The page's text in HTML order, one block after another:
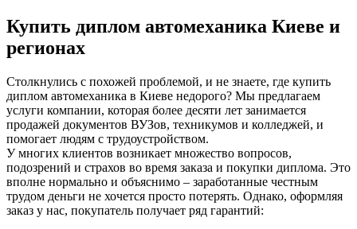
Купить диплом автомеханика Киеве и
регионах
Столкнулись с похожей проблемой, и не знаете, где купить
диплом автомеханика в Киеве недорого? Мы предлагаем
услуги компании, которая более десяти лет занимается
продажей документов ВУЗов, техникумов и колледжей, и
помогает людям с трудоустройством.
У многих клиентов возникает множество вопросов,
подозрений и страхов во время заказа и покупки диплома. Это
вполне нормально и объяснимо – заработанные честным
трудом деньги не хочется просто потерять. Однако, оформляя
заказ у нас, покупатель получает ряд гарантий: